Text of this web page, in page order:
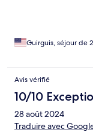
Guirguis, séjour de
Avis vérifié
10/10
28 août 2024
Traduire avec